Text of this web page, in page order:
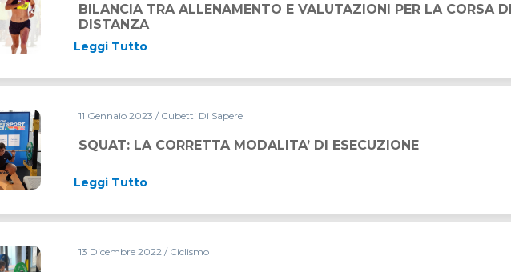
BILANCIA TRA ALLENAMENTO E VALUTAZIONI PER LA CORSA
DISTANZA
Leggi Tutto
LA CORRETTA MODALITA’ DI ESECUZIONE
11 Gennaio 2023 / Cubetti Di Sapere
SQUAT: LA CORRETTA MODALITA’ DI ESECUZIONE
Leggi Tutto
INVERNALE PER IL CICLISTA
13 Dicembre 2022 / Ciclismo